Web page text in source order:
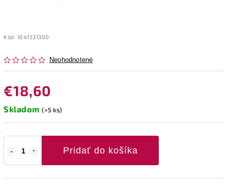
Kód: 1041531300
Neohodnotené
€18,60
Skladom (>5 ks)
Pridať do košíka